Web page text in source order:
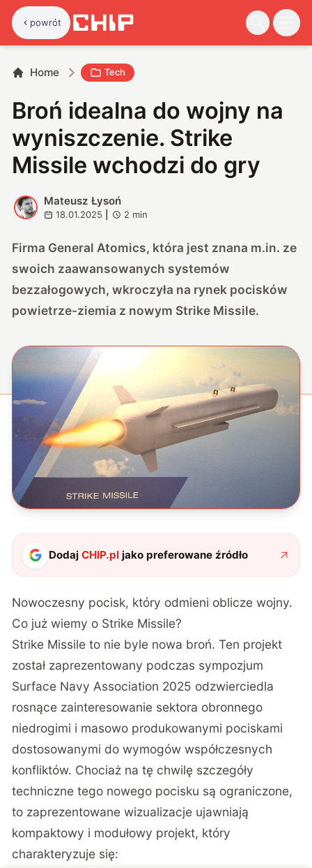
powrót
Home Tech
Broń idealna do wojny na
wyniszczenie. Strike
Missile wchodzi do gry
M
Mateusz Łysoń
18.01.2025 2 min
Firma General Atomics, która jest znana m.in. ze
swoich zaawansowanych systemów
bezzałogowych, wkroczyła na rynek pocisków
powietrze-ziemia z nowym Strike Missile.
DodajCHIP.pl jako preferowane źródło
Nowoczesny pocisk, który odmieni oblicze wojny.
Co już wiemy o Strike Missile?
Strike Missile to nie byle nowa broń. Ten projekt
został zaprezentowany podczas sympozjum
Surface Navy Association 2025 odzwierciedla
rosnące zainteresowanie sektora obronnego
niedrogimi i masowo produkowanymi pociskami
dostosowanymi do wymogów współczesnych
konfliktów. Chociaż na tę chwilę szczegóły
techniczne tego nowego pocisku są ograniczone,
to zaprezentowane wizualizacje ujawniają
kompaktowy i modułowy projekt, który
charakteryzuje się: